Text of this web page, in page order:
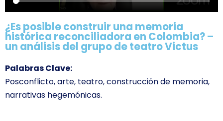
¿Es posible construir una memoria
histórica reconciliadora en Colombia? –
un análisis del grupo de teatro Victus
Palabras Clave:
Posconflicto, arte, teatro, construcción de memoria,
narrativas hegemónicas.